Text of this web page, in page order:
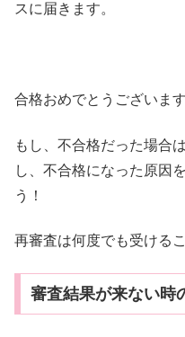
スに届きます。
合格おめでとうございます
もし、不合格だった場合
し、不合格になった原因
う！
再審査は何度でも受ける
審査結果が来ない時